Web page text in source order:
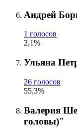
Андрей
1 голосов
2,1%
Ульяна
26 голосов
55,3%
Валерия
головы)"